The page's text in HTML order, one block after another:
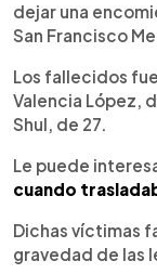
dejar una
San Francisco
Los fallecidos
Valencia López,
Shul, de 27.
Le puede
cuando
Dichas víctimas
gravedad de las